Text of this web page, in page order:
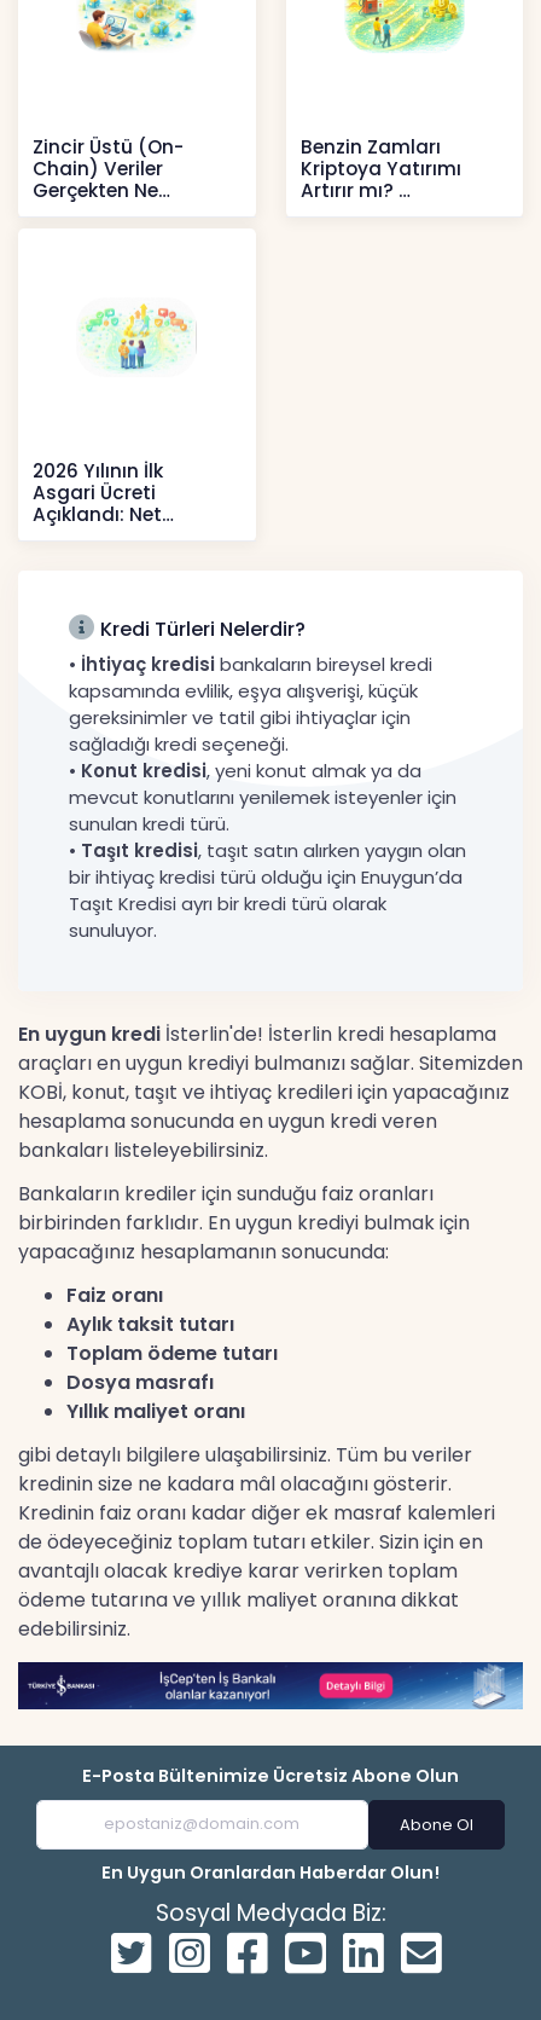
Zincir Üstü (On-
Chain) Veriler
Gerçekten Ne
Anlatır?
Kripto
Benzin Zamları
Kriptoya Yatırımı
Artırır mı?
Kripto
2026 Yılının İlk
Asgari Ücreti
Açıklandı: Net
52.738 TL, Ek Destek
Kredi Türleri Nelerdir?
• İhtiyaç kredisibankaların bireysel kredi
kapsamında evlilik, eşya alışverişi, küçük
gereksinimler ve tatil gibi ihtiyaçlar için
sağladığı kredi seçeneği.
• Konut kredisi, yeni konut almak ya da
mevcut konutlarını yenilemek isteyenler için
sunulan kredi türü.
• Taşıt kredisi, taşıt satın alırken yaygın olan
bir ihtiyaç kredisi türü olduğu için Enuygun’da
Taşıt Kredisi ayrı bir kredi türü olarak
sunuluyor.
En uygun kredi İsterlin'de! İsterlin kredi hesaplama
araçları en uygun krediyi bulmanızı sağlar. Sitemizden
KOBİ, konut, taşıt ve ihtiyaç kredileri için yapacağınız
hesaplama sonucunda en uygun kredi veren
bankaları listeleyebilirsiniz.
Bankaların krediler için sunduğu faiz oranları
birbirinden farklıdır. En uygun krediyi bulmak için
yapacağınız hesaplamanın sonucunda:
Faiz oranı
Aylık taksit tutarı
Toplam ödeme tutarı
Dosya masrafı
Yıllık maliyet oranı
gibi detaylı bilgilere ulaşabilirsiniz. Tüm bu veriler
kredinin size ne kadara mâl olacağını gösterir.
Kredinin faiz oranı kadar diğer ek masraf kalemleri
de ödeyeceğiniz toplam tutarı etkiler. Sizin için en
avantajlı olacak krediye karar verirken toplam
ödeme tutarına ve yıllık maliyet oranına dikkat
edebilirsiniz.
E-Posta Bültenimize Ücretsiz Abone Olun
Abone Ol
En Uygun Oranlardan Haberdar Olun!
Sosyal Medyada Biz: